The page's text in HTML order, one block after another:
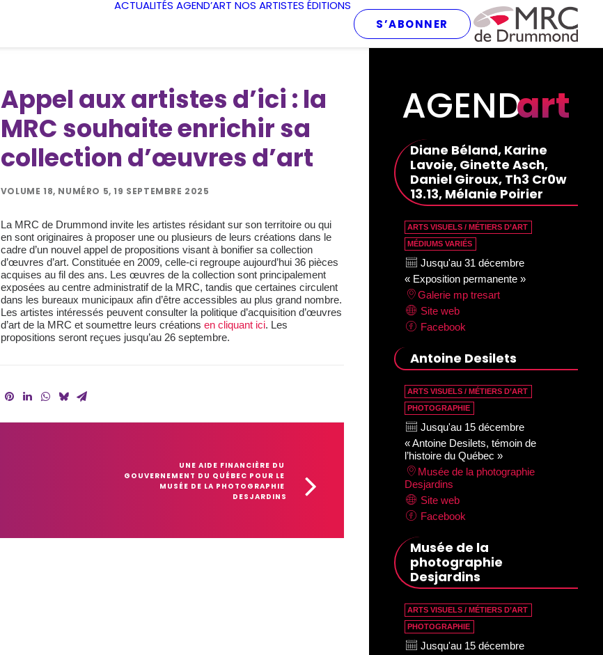
ACTUALITÉS AGEND’ART NOS ARTISTES ÉDITIONS
S’ABONNER
Appel aux artistes d’ici : la
MRC souhaite enrichir sa
collection d’œuvres d’art
VOLUME 18, NUMÉRO 5, 19 SEPTEMBRE 2025
La MRC de Drummond invite les artistes résidant sur son territoire ou qui
en sont originaires à proposer une ou plusieurs de leurs créations dans le
cadre d’un nouvel appel de propositions visant à bonifier sa collection
d’œuvres d’art. Constituée en 2009, celle-ci regroupe aujourd’hui 36 pièces
acquises au fil des ans. Les œuvres de la collection sont principalement
exposées au centre administratif de la MRC, tandis que certaines circulent
dans les bureaux municipaux afin d’être accessibles au plus grand nombre.
Les artistes intéressés peuvent consulter la politique d’acquisition d’œuvres
d’art de la MRC et soumettre leurs créations en cliquant ici. Les
propositions seront reçues jusqu’au 26 septembre.
UNE AIDE FINANCIÈRE DU
GOUVERNEMENT DU QUÉBEC POUR LE
MUSÉE DE LA PHOTOGRAPHIE
DESJARDINS
AGENDart
Diane Béland, Karine
Lavoie, Ginette Asch,
Daniel Giroux, Th3 Cr0w
13.13, Mélanie Poirier
ARTS VISUELS / MÉTIERS D’ART
MÉDIUMS VARIÉS
Jusqu'au 31 décembre
« Exposition permanente »
Galerie mp tresart
Site web
Facebook
Antoine Desilets
ARTS VISUELS / MÉTIERS D’ART
PHOTOGRAPHIE
Jusqu'au 15 décembre
« Antoine Desilets, témoin de
l’histoire du Québec »
Musée de la photographie
Desjardins
Site web
Facebook
Musée de la
photographie
Desjardins
ARTS VISUELS / MÉTIERS D’ART
PHOTOGRAPHIE
Jusqu'au 15 décembre